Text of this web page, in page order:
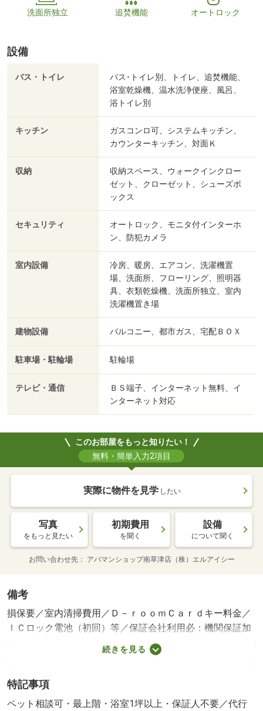
洗面所独立 追焚機能 オートロック
設備
バス・トイレ
バス･トイレ別、トイレ、追焚機能、
浴室乾燥機、温水洗浄便座、風呂、
浴トイレ別
キッチン
ガスコンロ可、システムキッチン、
カウンターキッチン、対面Ｋ
収納
収納スペース、ウォークインクロー
ゼット、クローゼット、シューズボ
ックス
セキュリティ
オートロック、モニタ付インターホ
ン、防犯カメラ
室内設備
冷房、暖房、エアコン、洗濯機置
場、洗面所、フローリング、照明器
具、衣類乾燥機、洗面所独立、室内
洗濯機置き場
建物設備 バルコニー、都市ガス、宅配ＢＯＸ
駐車場・駐輪場 駐輪場
テレビ・通信
ＢＳ端子、インターネット無料、イ
ンターネット対応
このお部屋をもっと知りたい！
無料・簡単入力2項目
実際に物件を見学 したい
写真
をもっと見たい
初期費用
を聞く
設備
について聞く
お問い合わせ先 アパマンショップ南草津店（株）エルアイシー
備考
損保要／室内清掃費用／Ｄ－ｒｏｏｍＣａｒｄキー料金／
ＩＣロック電池（初回）等／保証会社利用必：機関保証加
入必須。初回保証料３５０００円、月額保証料賃料等総額
の１％＋８００円／月（その他商品あり）／ペット相談／
費］ルームクリーニング料金にエアコンクリーニング費用
を含みます。町会費未定です法人契約とする場合、個人負
続きを見る
特記事項
ペット相談可・最上階・浴室1坪以上・保証人不要／代行